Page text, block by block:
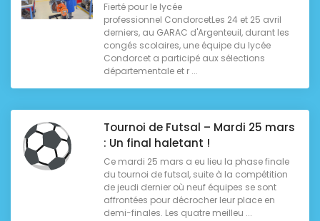
Fierté pour le lycée
professionnel CondorcetLes 24 et 25 avril
derniers, au GARAC d'Argenteuil, durant les
congés scolaires, une équipe du lycée
Condorcet a participé aux sélections
départementale et r ...
Tournoi de Futsal – Mardi 25 mars
: Un final haletant !
Ce mardi 25 mars a eu lieu la phase finale
du tournoi de futsal, suite à la compétition
de jeudi dernier où neuf équipes se sont
affrontées pour décrocher leur place en
demi-finales. Les quatre meilleu ...